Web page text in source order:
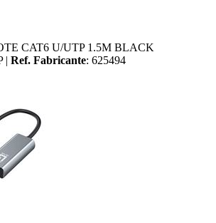
CAT6 U/UTP 1.5M BLACK
| Ref. Fabricante: 625494